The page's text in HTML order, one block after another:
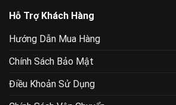
Hỗ Trợ Khách Hàng
Hướng Dẫn Mua Hàng
Chính Sách Bảo Mật
Điều Khoản Sử Dụng